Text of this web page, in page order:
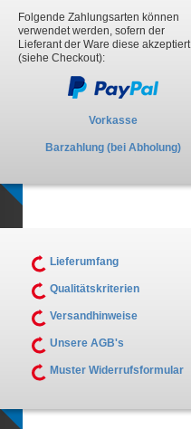
Folgende Zahlungsarten können
verwendet werden, sofern der
Lieferant der Ware diese akzeptiert
(siehe Checkout):
Vorkasse
Barzahlung (bei Abholung)
Lieferumfang
Qualitätskriterien
Versandhinweise
Unsere AGB's
Muster Widerrufsformular